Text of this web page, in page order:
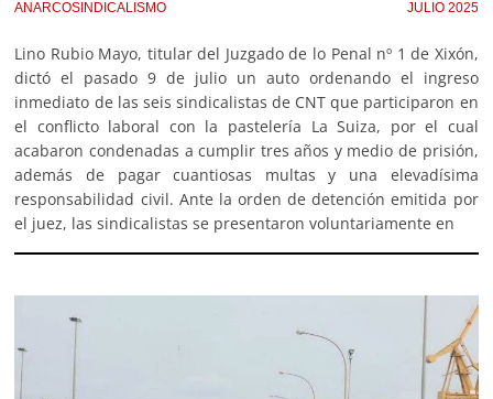
ANARCOSINDICALISMO JULIO 2025
Lino Rubio Mayo, titular del Juzgado de lo Penal nº 1 de Xixón,
dictó el pasado 9 de julio un auto ordenando el ingreso
inmediato de las seis sindicalistas de CNT que participaron en
el conflicto laboral con la pastelería La Suiza, por el cual
acabaron condenadas a cumplir tres años y medio de prisión,
además de pagar cuantiosas multas y una elevadísima
responsabilidad civil. Ante la orden de detención emitida por
el juez, las sindicalistas se presentaron voluntariamente en